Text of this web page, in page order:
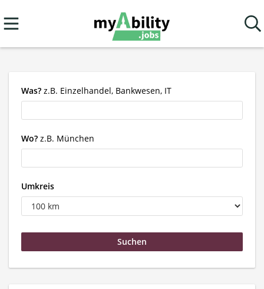
Was? z.B. Einzelhandel, Bankwesen, IT
Wo? z.B. München
Umkreis